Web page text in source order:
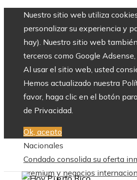
Nuestro sitio web utiliza
personalizar su experiencia y
hay). Nuestro sitio web
terceros como Google
Al usar el sitio web, usted
Hemos actualizado nuestra
favor, haga clic en el botón
de Privacidad.
Ok, acepto
Nacionales
Condado consolida su oferta
premium y negocios